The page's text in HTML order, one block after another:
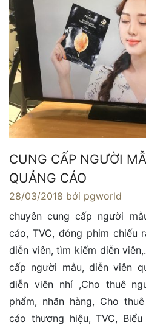
CUNG CẤP NGƯỜI
QUẢNG CÁO
28/03/2018 bởi pgworld
chuyên cung cấp người
cáo, TVC, đóng phim chiếu
diễn viên, tìm kiếm diễn
cấp người mẫu, diễn viên
diễn viên nhí ,Cho thuê
phẩm, nhãn hàng, Cho
cáo thương hiệu, TVC,